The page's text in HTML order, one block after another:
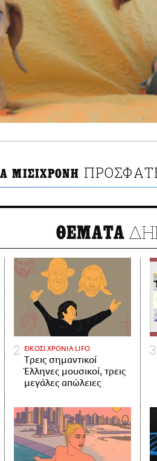
ΜΙΣΙΧΡΟΝΗ
ΘΕΜΑΤΑ
ΕΙΚΟΣΙ ΧΡΟΝΙΑ LIFO
Tρεις σημαντικοί
Έλληνες μουσικοί, τρεις
μεγάλες απώλειες